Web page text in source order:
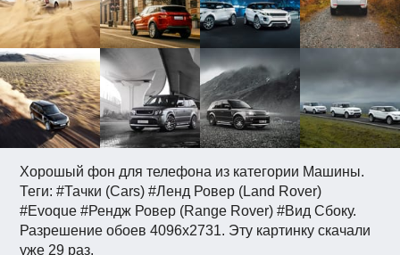
Хорошый фон для телефона из категории Машины.
Теги: #Тачки (Cars) #Ленд Ровер (Land Rover)
#Evoque #Рендж Ровер (Range Rover) #Вид Сбоку.
Разрешение обоев 4096x2731. Эту картинку скачали
уже 29 раз.